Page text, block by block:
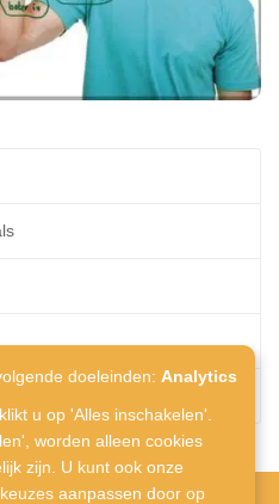
doeleinden: Analytics
u op 'Alles inschakelen'.
worden alleen cookies
zijn. U kunt ook onze
aanpassen door op